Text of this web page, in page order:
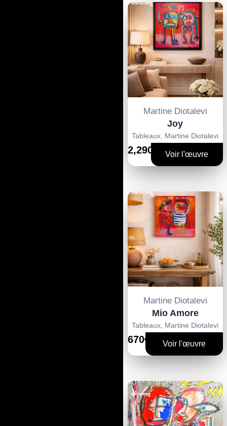
Martine Diotalevi
Joy
Tableaux Martine Diotalevi
2,290€ Voir l'œuvre
Martine Diotalevi
Mio Amore
Tableaux, Martine Diotalevi
670€ Voir l'œuvre